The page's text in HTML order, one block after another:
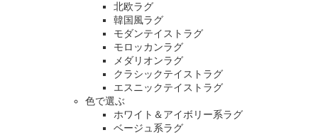
北欧ラグ
韓国風ラグ
モダンテイストラグ
モロッカンラグ
メダリオンラグ
クラシックテイストラグ
エスニックテイストラグ
色で選ぶ
ホワイト＆アイボリー系ラグ
ベージュ系ラグ